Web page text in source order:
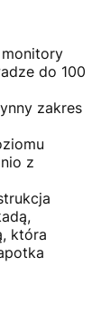
monitory
do 100
zakres
z
która